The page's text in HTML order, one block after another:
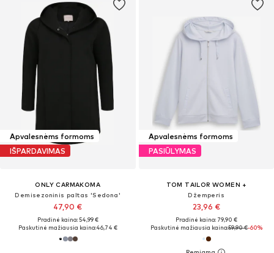
Apvalesnėms formoms
IŠPARDAVIMAS
ONLY CARMAKOMA
Demisezoninis paltas 'Sedona'
47,90 €
Pradinė kaina: 54,99 €
Paskutinė mažiausia kaina:46,74 €
Apvalesnėms formoms
PASIŪLYMAS
TOM TAILOR WOMEN +
Džemperis
23,96 €
Pradinė kaina: 79,90 €
Paskutinė mažiausia kaina:59,90 €-60%